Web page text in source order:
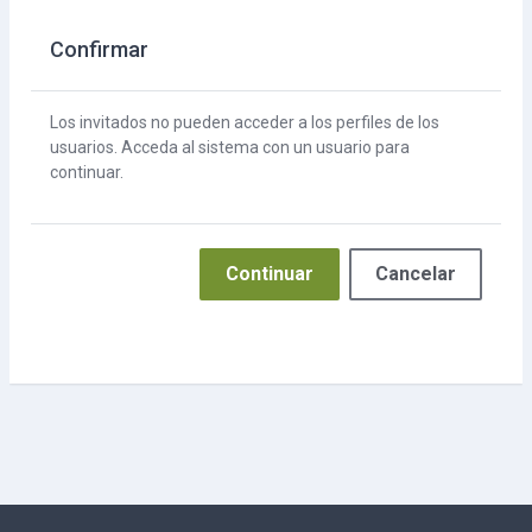
Confirmar
Los invitados no pueden acceder a los perfiles de los
usuarios. Acceda al sistema con un usuario para
continuar.
Continuar Cancelar